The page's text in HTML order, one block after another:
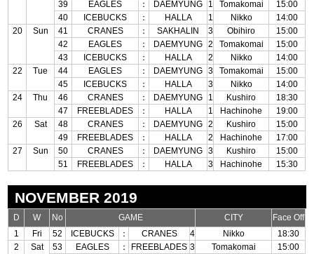
39
EAGLES ： DAEMYUNG 1 Tomakomai
15:00
40
ICEBUCKS ： HALLA 1 Nikko
14:00
20
Sun 41 CRANES ： SAKHALIN 3 Obihiro
15:00
42
EAGLES ： DAEMYUNG 2 Tomakomai
15:00
43
ICEBUCKS ： HALLA 2 Nikko
14:00
22
Tue 44 EAGLES ： DAEMYUNG 3 Tomakomai
15:00
45
ICEBUCKS ： HALLA 3 Nikko
14:00
24
Thu 46 CRANES ： DAEMYUNG 1 Kushiro
18:30
47
FREEBLADES ： HALLA 1 Hachinohe
19:00
26
Sat 48 CRANES ： DAEMYUNG 2 Kushiro
15:00
49
FREEBLADES ： HALLA 2 Hachinohe
17:00
27
Sun 50 CRANES ： DAEMYUNG 3 Kushiro
15:00
51
FREEBLADES ： HALLA 3 Hachinohe 15:30
NOVEMBER 2019
D W No GAME CITY
Face Off
1
Fri 52 ICEBUCKS ： CRANES 4 Nikko
18:30
2
Sat 53 EAGLES ： FREEBLADES 3 Tomakomai
15:00